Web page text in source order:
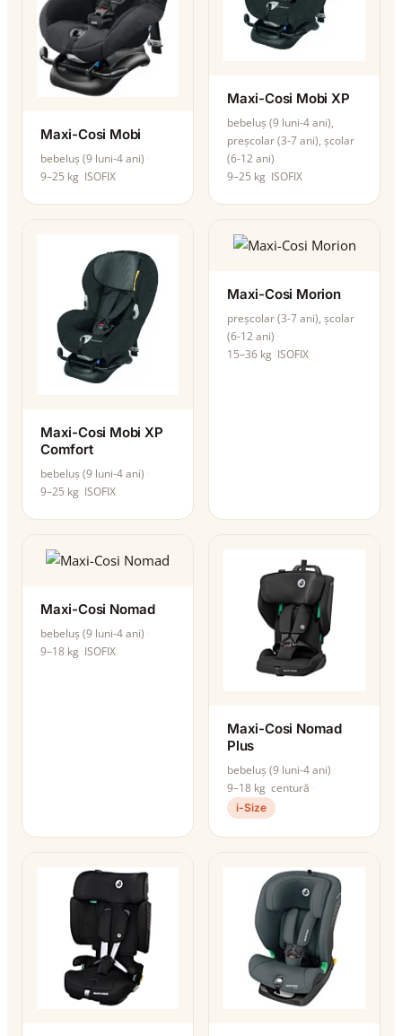
Maxi-Cosi Mobi
bebeluș (9 luni-4 ani)
9–25 kg ISOFIX
Maxi-Cosi Mobi XP
bebeluș (9 luni-4 ani),
preșcolar (3-7 ani), școlar
(6-12 ani)
9–25 kg ISOFIX
Maxi-Cosi Mobi XP
Comfort
bebeluș (9 luni-4 ani)
9–25 kg ISOFIX
Maxi-Cosi Morion
preșcolar (3-7 ani), școlar
(6-12 ani)
15–36 kg ISOFIX
Maxi-Cosi Nomad
bebeluș (9 luni-4 ani)
9–18 kg ISOFIX
Maxi-Cosi Nomad
Plus
bebeluș (9 luni-4 ani)
9–18 kg centură
i-Size